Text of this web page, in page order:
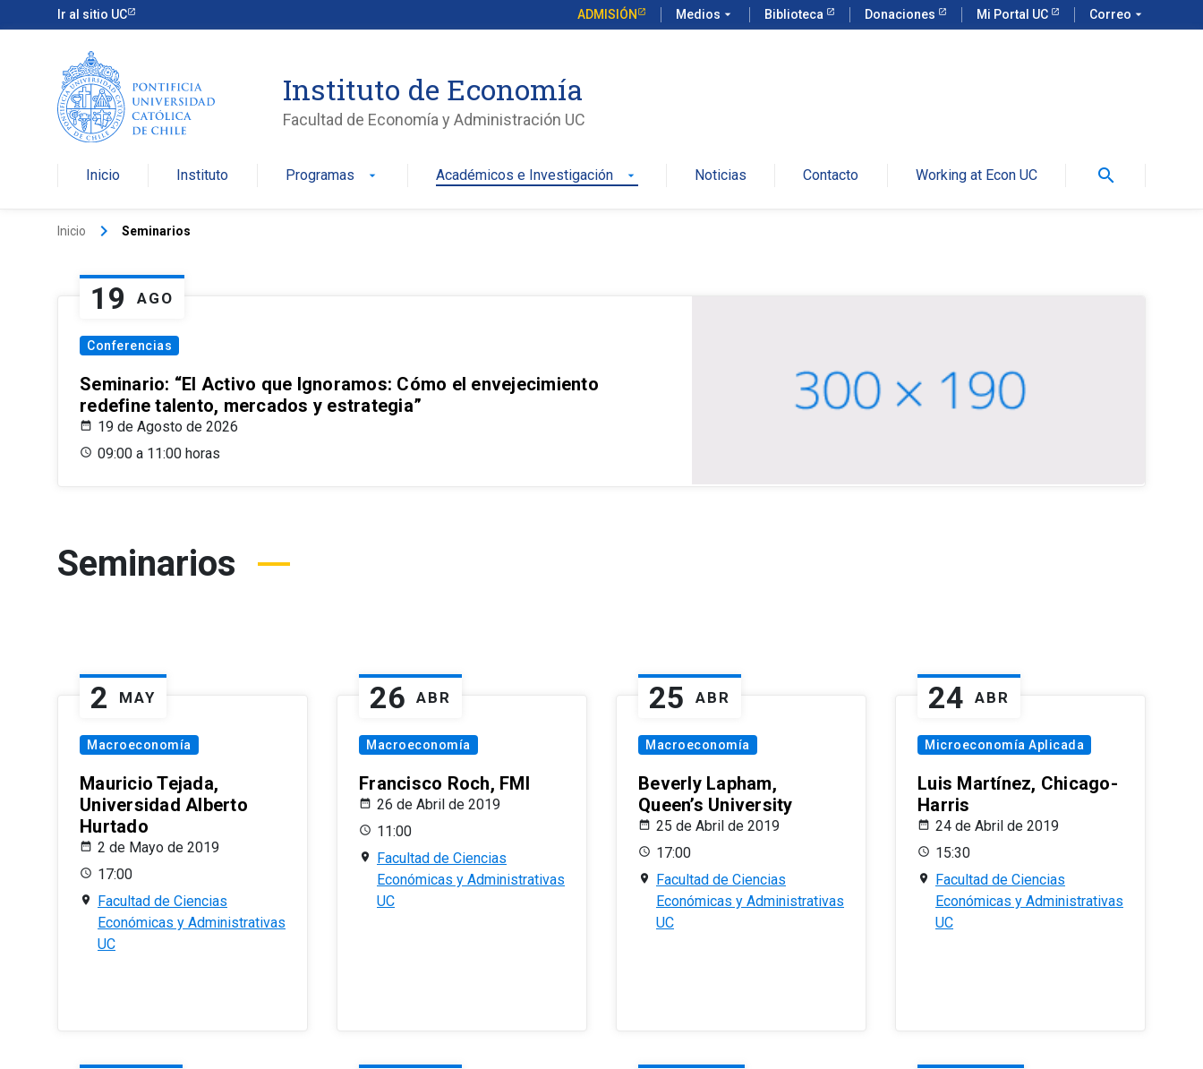
Ir al sitio UC ADMISIÓN Medios arrow_drop_down Biblioteca Donaciones Mi Portal UC Correo arrow_drop_down
Instituto de Economía
Facultad de Economía y Administración UC
Inicio Instituto Programas arrow_drop_down Académicos e Investigación arrow_drop_down Noticias Contacto Working at Econ UC search
Inicio keyboard_arrow_right Seminarios
19 AGO
Conferencias
Seminario: “El Activo que Ignoramos: Cómo el envejecimiento
redefine talento, mercados y estrategia”
19 de Agosto de 2026
09:00 a 11:00 horas
Seminarios
2 MAY
Macroeconomía
Mauricio Tejada,
Universidad Alberto
Hurtado
2 de Mayo de 2019
17:00
Facultad de Ciencias
Económicas y Administrativas
UC
26 ABR
Macroeconomía
Francisco Roch, FMI
26 de Abril de 2019
11:00
Facultad de Ciencias
Económicas y Administrativas
UC
25 ABR
Macroeconomía
Beverly Lapham,
Queen’s University
25 de Abril de 2019
17:00
Facultad de Ciencias
Económicas y Administrativas
UC
24 ABR
Microeconomía Aplicada
Luis Martínez, Chicago-
Harris
24 de Abril de 2019
15:30
Facultad de Ciencias
Económicas y Administrativas
UC